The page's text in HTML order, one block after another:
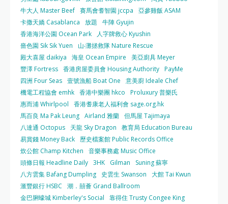
牛大人 Master Beef 賽馬會耆智園 jccpa
亞參雞飯 ASAM
卡撒天嬌 Casablanca
放題
牛陣 Gyujin
香港海洋公園 Ocean Park
人字牌救心 Kyushin
嗇色園 Sik Sik Yuen
山‧灘拯救隊 Nature Rescue
殿大喜屋 daikiya
海皇 Ocean Empire
美亞廚具 Meyer
豐澤 Fortress 香港房屋委員會 Housing Authority PayMe
四洲 Four Seas 壹號漁船 Boat One
意美廚 Ideale Chef
機電工程協會 emhk 香港中樂團 hkco
Proluxury 普樂氏
惠而浦 Whirlpool
香港耆康老人福利會 sage.org.hk
馬百良 Ma Pak Leung Airland 雅蘭 但馬屋 Tajimaya
八達通 Octopus
天龍 Sky Dragon
教育局 Education Bureau
易賞錢 Money Back
歷史檔案館 Public Records Office
炊公館 Champ Kitchen
音樂事務處 Music Office
頭條日報 Headline Daily 3HK Gilman
Suning 蘇寧
八方雲集 Bafang Dumpling
史雲生 Swanson
大館 Tai Kwun
滙豐銀行 HSBC
潮．囍薈 Grand Ballroom
金巴脷蠔城 Kimberley's Social
靠得住 Trusty Congee King